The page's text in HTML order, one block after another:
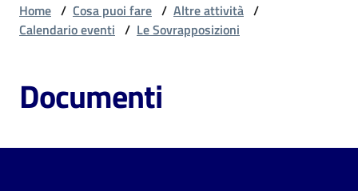
puoi
Home / Cosa puoi fare / Altre attività /
Calendario eventi / Le Sovrapposizioni
Documenti